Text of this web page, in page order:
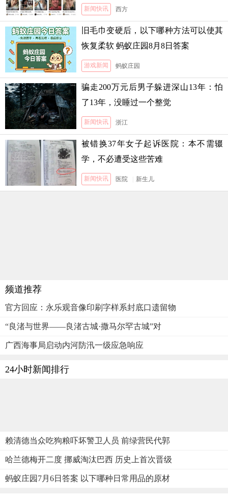
新闻快讯 西方
旧毛巾变硬后，以下哪种方法可以使其
恢复柔软 蚂蚁庄园8月8日答案
游戏新闻 蚂蚁庄园
骗走200万元后男子躲进深山13年：怕
了13年，没睡过一个整觉
新闻快讯 浙江
被错换37年女子起诉医院：本不需辍
学，不必遭受这些苦难
新闻快讯 医院 新生儿
频道推荐
官方回应：永乐观音像印刷字样系封底口遗留物
“良渚与世界——良渚古城·撒马尔罕古城”对
广西海事局启动内河防汛一级应急响应
24小时新闻排行
赖清德当众吃狗粮吓坏警卫人员 前绿营民代郭
哈兰德梅开二度 挪威淘汰巴西 历史上首次晋级
蚂蚁庄园7月6日答案 以下哪种日常用品的原材